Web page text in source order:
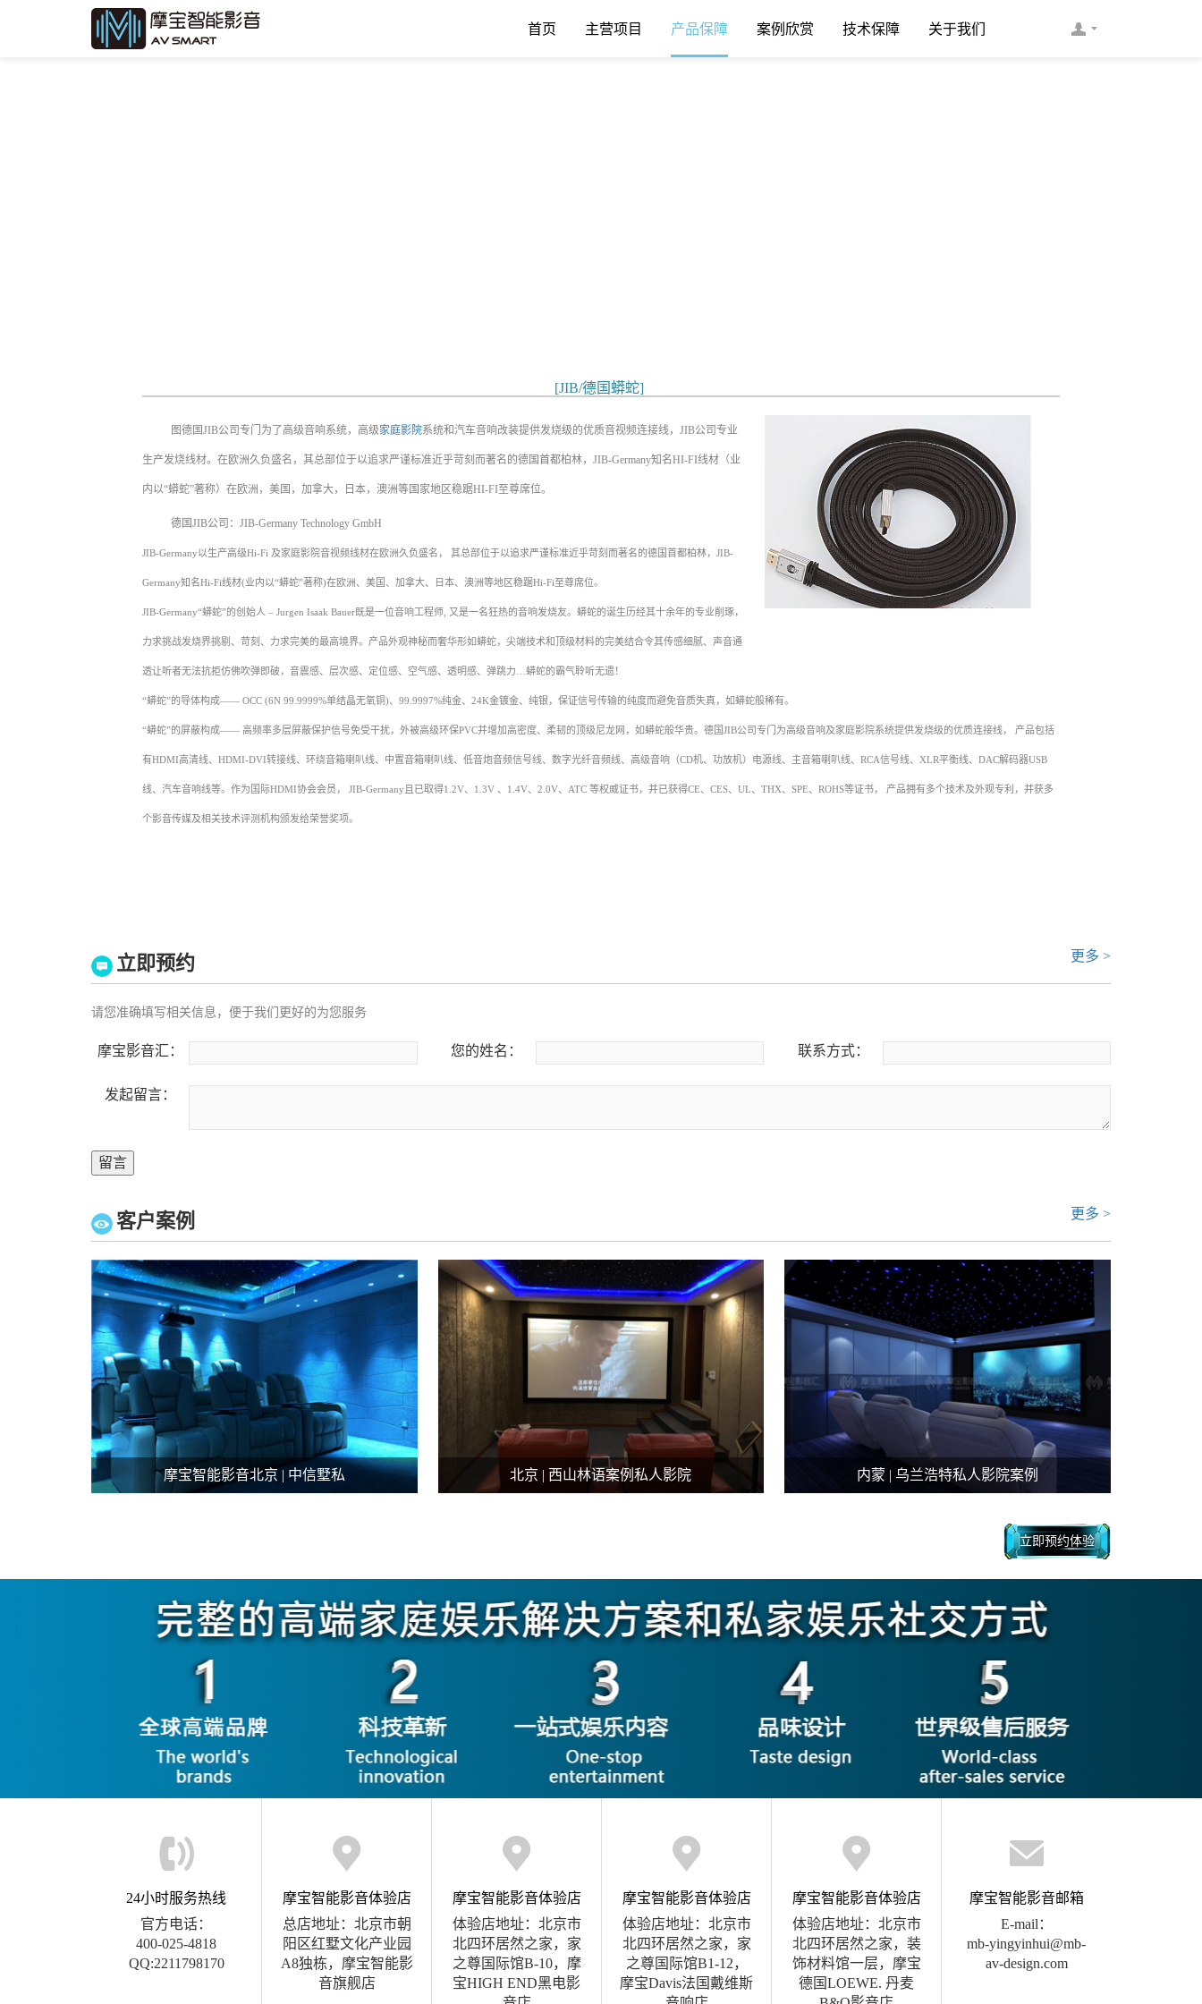
首页 主营项目 产品保障 案例欣赏 技术保障 关于我们
[JIB/德国蟒蛇]
图德国JIB公司专门为了高级音响系统，高级家庭影院系统和汽车音响改装提供发烧级的优质音视频连接线，JIB公司专业
生产发烧线材。在欧洲久负盛名，其总部位于以追求严谨标准近乎苛刻而著名的德国首都柏林，JIB-Germany知名HI-FI线材（业
内以“蟒蛇”著称）在欧洲，美国，加拿大，日本，澳洲等国家地区稳踞HI-FI至尊席位。
德国JIB公司：JIB-Germany Technology GmbH
JIB-Germany以生产高级Hi-Fi 及家庭影院音视频线材在欧洲久负盛名， 其总部位于以追求严谨标准近乎苛刻而著名的德国首都柏林，JIB-
Germany知名Hi-Fi线材(业内以“蟒蛇”著称)在欧洲、美国、加拿大、日本、澳洲等地区稳踞Hi-Fi至尊席位。
JIB-Germany“蟒蛇”的创始人 – Jurgen Isaak Bauer既是一位音响工程师, 又是一名狂热的音响发烧友。蟒蛇的诞生历经其十余年的专业削琢，
力求挑战发烧界挑剔、苛刻、力求完美的最高境界。产品外观神秘而奢华形如蟒蛇，尖端技术和顶级材料的完美结合令其传感细腻、声音通
透让听者无法抗拒仿佛吹弹即破，音震感、层次感、定位感、空气感、透明感、弹跳力…蟒蛇的霸气聆听无遗！
“蟒蛇”的导体构成—— OCC (6N 99.9999%单结晶无氧铜)、99.9997%纯金、24K金镀金、纯银，保证信号传输的纯度而避免音质失真，如蟒蛇般稀有。
“蟒蛇”的屏蔽构成—— 高频率多层屏蔽保护信号免受干扰，外被高级环保PVC并增加高密度、柔韧的顶级尼龙网，如蟒蛇般华贵。德国JIB公司专门为高级音响及家庭影院系统提供发烧级的优质连接线， 产品包括
有HDMI高清线、HDMI-DVI转接线、环绕音箱喇叭线、中置音箱喇叭线、低音炮音频信号线、数字光纤音频线、高级音响（CD机、功放机）电源线、主音箱喇叭线、RCA信号线、XLR平衡线、DAC解码器USB
线、汽车音响线等。作为国际HDMI协会会员， JIB-Germany且已取得1.2V、1.3V 、1.4V、2.0V、ATC 等权威证书，并已获得CE、CES、UL、THX、SPE、ROHS等证书， 产品拥有多个技术及外观专利，并获多
个影音传媒及相关技术评测机构颁发给荣誉奖项。
立即预约 更多 >
请您准确填写相关信息，便于我们更好的为您服务
摩宝影音汇： 您的姓名： 联系方式：
发起留言：
客户案例 更多 >
摩宝智能影音北京 | 中信墅私 北京 | 西山林语案例私人影院 内蒙 | 乌兰浩特私人影院案例
立即预约体验
24小时服务热线
官方电话：
400-025-4818
QQ:2211798170
摩宝智能影音体验店
总店地址：北京市朝
阳区红墅文化产业园
A8独栋，摩宝智能影
音旗舰店
摩宝智能影音体验店
体验店地址：北京市
北四环居然之家，家
之尊国际馆B-10，摩
宝HIGH END黑电影
摩宝智能影音体验店
体验店地址：北京市
北四环居然之家，家
之尊国际馆B1-12，
摩宝Davis法国戴维斯
摩宝智能影音体验店
体验店地址：北京市
北四环居然之家，装
饰材料馆一层，摩宝
德国LOEWE. 丹麦
摩宝智能影音邮箱
E-mail：
mb-yingyinhui@mb-
av-design.com